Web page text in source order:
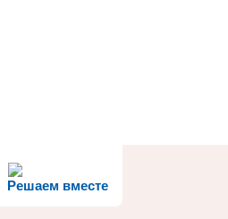
Решаем вместе